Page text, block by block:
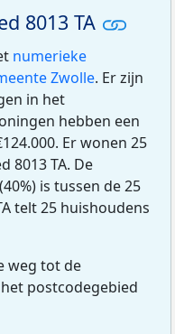
8013 TA
numerieke
Zwolle. Er zijn
in het
hebben een
Er wonen 25
8013 TA. De
is tussen de 25
telt 25 huishoudens
weg tot de
postcodegebied